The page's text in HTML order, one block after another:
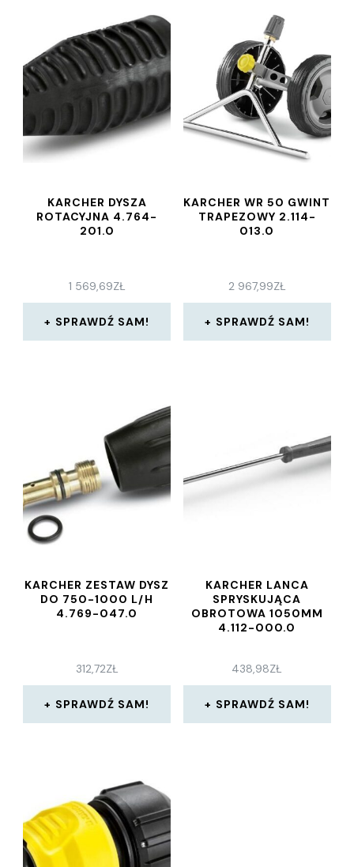
KARCHER DYSZA
ROTACYJNA 4.764-
201.0
1 569,69ZŁ
SPRAWDŹ SAM!
KARCHER WR 50 GWINT
TRAPEZOWY 2.114-
013.0
2 967,99ZŁ
SPRAWDŹ SAM!
KARCHER ZESTAW DYSZ
DO 750-1000 L/H
4.769-047.0
312,72ZŁ
SPRAWDŹ SAM!
KARCHER LANCA
SPRYSKUJĄCA
OBROTOWA 1050MM
4.112-000.0
438,98ZŁ
SPRAWDŹ SAM!